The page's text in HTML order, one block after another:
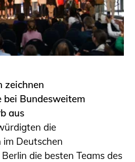
zeichnen
Bundesweitem
aus
die
Deutschen
die besten Teams des